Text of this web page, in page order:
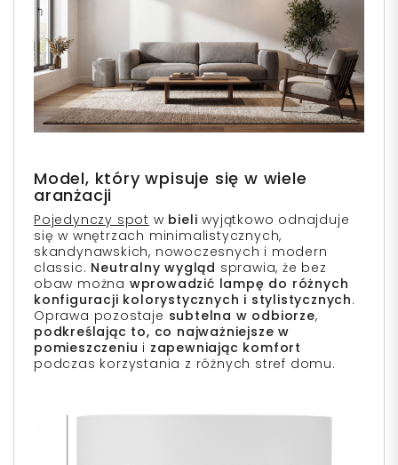
Model, który wpisuje się w wiele
aranżacji
Pojedynczy spot w bieliwyjątkowo odnajduje
się w wnętrzach minimalistycznych,
skandynawskich, nowoczesnych i modern
classic. Neutralny wygląd sprawia, że bez
obaw można wprowadzić lampę do różnych
konfiguracji kolorystycznych i stylistycznych.
Oprawa pozostaje subtelna w odbiorze,
podkreślając to, co najważniejsze w
pomieszczeniu i zapewniając komfort
podczas korzystania z różnych stref domu.